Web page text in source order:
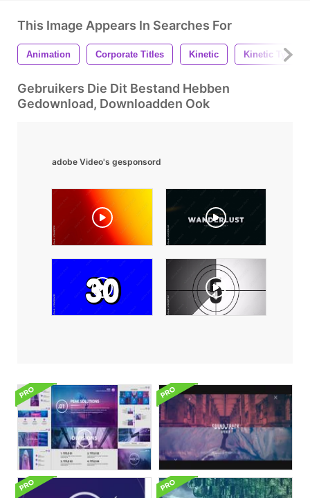
This Image Appears In Searches For
Animation Corporate Titles Kinetic Kinetic Typo
Gebruikers Die Dit Bestand Hebben
Gedownload, Downloadden Ook
adobe Video's gesponsord